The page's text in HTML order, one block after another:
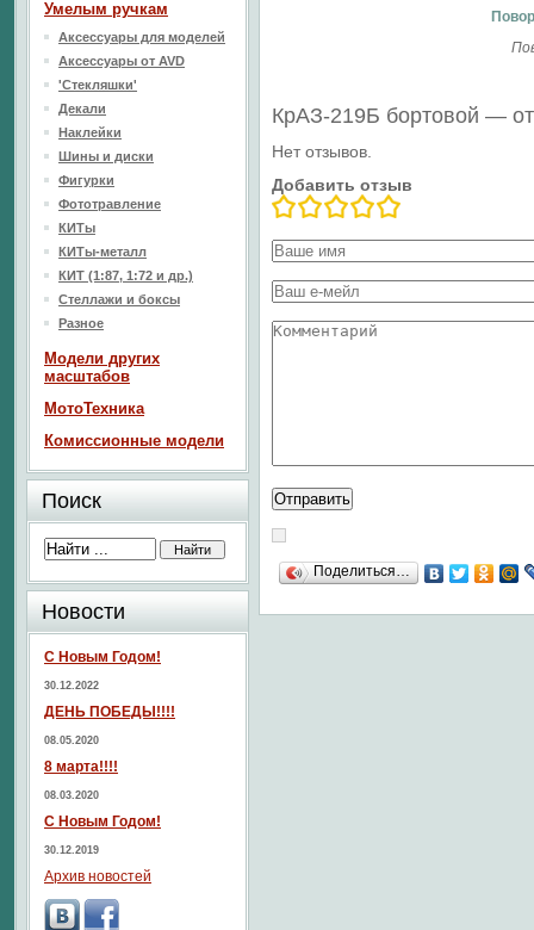
КрАЗ-219Б бортовой —
Нет отзывов.
Добавить отзыв
Поделиться…
Умелым ручкам
Аксессуары для моделей
Аксессуары от AVD
'Стекляшки'
Декали
Наклейки
Шины и диски
Фигурки
Фототравление
КИТы
КИТы-металл
КИТ (1:87, 1:72 и др.)
Стеллажи и боксы
Разное
Модели других
масштабов
МотоТехника
Комиссионные модели
Поиск
Новости
С Новым Годом!
30.12.2022
ДЕНЬ ПОБЕДЫ!!!!
08.05.2020
8 марта!!!!
08.03.2020
С Новым Годом!
30.12.2019
Архив новостей